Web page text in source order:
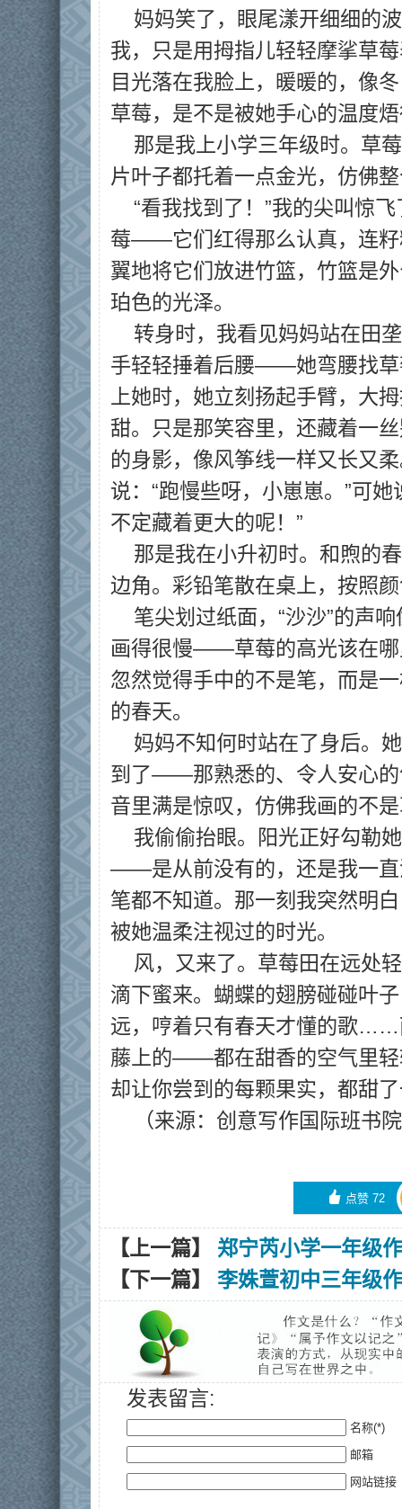
妈妈笑了，眼尾漾开细细的
我，只是用拇指儿轻轻摩挲草
目光落在我脸上，暖暖的，像
草莓，是不是被她手心的温度
那是我上小学三年级时。草
片叶子都托着一点金光，仿佛
“看我找到了！”我的尖叫惊
莓——它们红得那么认真，连籽
翼地将它们放进竹篮，竹篮是
珀色的光泽。
转身时，我看见妈妈站在田
手轻轻捶着后腰——她弯腰找草
上她时，她立刻扬起手臂，大
甜。只是那笑容里，还藏着一
的身影，像风筝线一样又长又
说：“跑慢些呀，小崽崽。”可
不定藏着更大的呢！”
那是我在小升初时。和煦的
边角。彩铅笔散在桌上，按照
笔尖划过纸面，“沙沙”的声
画得很慢——草莓的高光该在
忽然觉得手中的不是笔，而是
的春天。
妈妈不知何时站在了身后。
到了——那熟悉的、令人安心
音里满是惊叹，仿佛我画的不
我偷偷抬眼。阳光正好勾勒
——是从前没有的，还是我一直
笔都不知道。那一刻我突然明
被她温柔注视过的时光。
风，又来了。草莓田在远处
滴下蜜来。蝴蝶的翅膀碰碰叶
远，哼着只有春天才懂的歌
藤上的——都在甜香的空气里轻
却让你尝到的每颗果实，都甜
（来源：创意写作国际班书
󰄼 点赞 72
【上一篇】 郑宁芮小学一年级
【下一篇】 李姝萱初中三年级
发表留言:
名称(*)
邮箱
网站链接